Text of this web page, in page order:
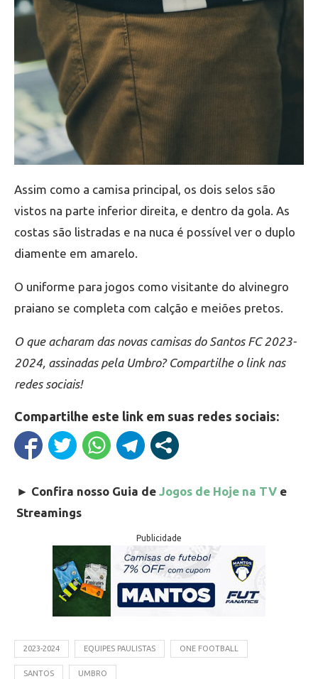
Assim como a camisa principal, os dois selos são
vistos na parte inferior direita, e dentro da gola. As
costas são listradas e na nuca é possível ver o duplo
diamente em amarelo.
O uniforme para jogos como visitante do alvinegro
praiano se completa com calção e meiões pretos.
O que acharam das novas camisas do Santos FC 2023-
2024, assinadas pela Umbro? Compartilhe o link nas
redes sociais!
Compartilhe este link em suas redes sociais:
► Confira nosso Guia de Jogos de Hoje na TV e
Streamings
Publicidade
2023-2024 EQUIPES PAULISTAS ONE FOOTBALL
SANTOS UMBRO